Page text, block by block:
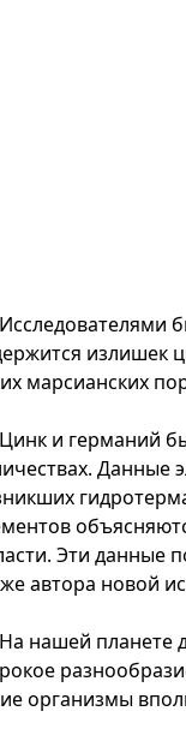
Исследователями
излишек
марсианских
Цинк и германий
Данные
Эти данные
автора новой
На нашей планете
организмы